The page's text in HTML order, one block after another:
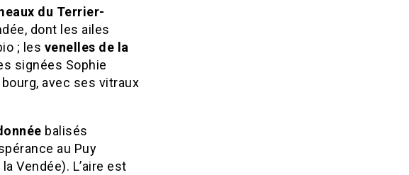
du Terrier-
dont les ailes
; les venelles de la
signées Sophie
avec ses vitraux
balisés
au Puy
Vendée). L’aire est